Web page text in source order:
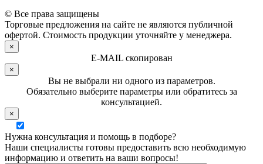
© Все права защищены
Торговые предложения на сайте не являются публичной
офертой. Стоимость продукции уточняйте у менеджера.
×
E-MAIL скопирован
×
Вы не выбрали ни одного из параметров.
Обязательно выберите параметры или обратитесь за
консультацией.
×
Нужна консультация и помощь в подборе?
Наши специалисты готовы предоставить всю необходимую
информацию и ответить на ваши вопросы!